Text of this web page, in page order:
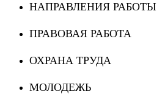
НАПРАВЛЕНИЯ РАБОТЫ
ПРАВОВАЯ РАБОТА
ОХРАНА ТРУДА
МОЛОДЕЖЬ